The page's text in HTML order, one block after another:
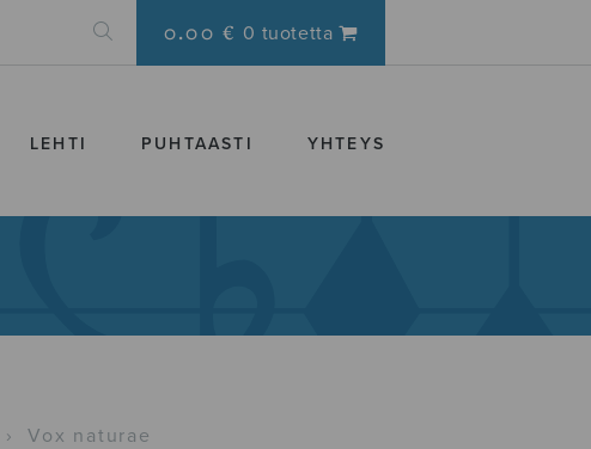
0.00 € 0 tuotetta
LEHTI PUHTAASTI YHTEYS
› Vox naturae